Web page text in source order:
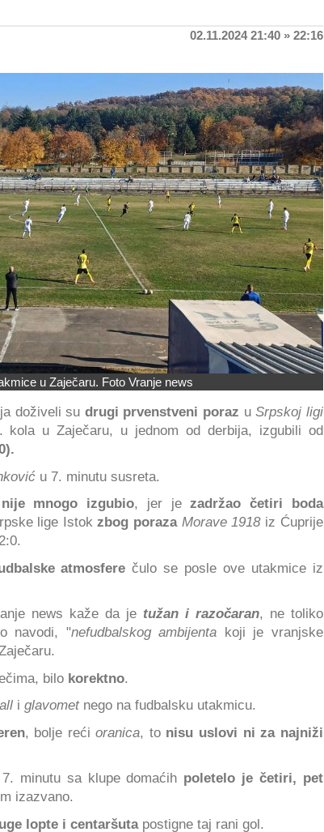
02.11.2024 21:40 » 22:16
u Zaječaru. Foto Vranje news
doživeli su drugi prvenstveni poraz uSrpskoj ligi
u Zaječaru, u jednom od derbija, izgubili od
u 7. minutu susreta.
nije mnogo izgubio, jer jezadržao četiri boda
lige Istokzbog poraza Morave 1918iz Ćuprije
atmosfere čulo se posle ove utakmice iz
news kaže da je tužan i razočaran, ne toliko
navodi, "nefudbalskog ambijenta koji je vranjske
bilo korektno.
i glavometnego na fudbalsku utakmicu.
, bolje rećioranica, to nisu uslovi ni za najniži
minutu sa klupe domaćih poletelo je četiri, pet
izazvano.
lopte i centaršutapostigne taj rani gol.